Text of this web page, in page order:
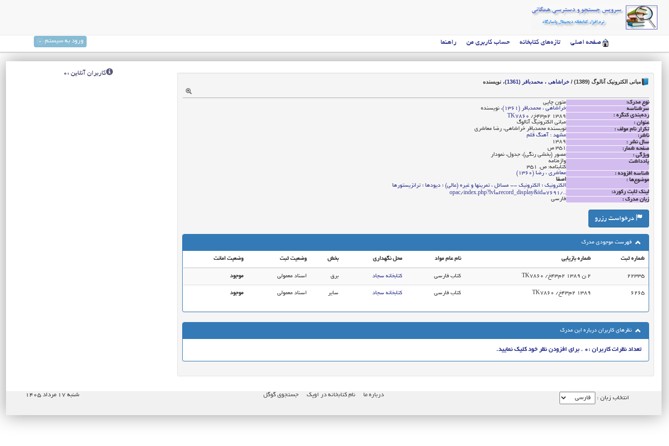
صفحه اصلی تازه‌های کتابخانه حساب کاربری من راهنما ورود به سیستم
مبانی الکترونیک آنالوگ (1389) / خراشاهی ، محمدباقر (1361) ، نویسنده
نوع مدرک:
متون چاپی
سرشناسه
خراشاهی ، محمدباقر (1361)
، نویسنده
رده‌بندی کنگره :
TK7860 ‭/خ43م2 1389
عنوان :
مبانی الکترونیک آنالوگ
تکرار نام مولف :
نویسنده محمدباقر خراشاهی، رضا معاشری
ناشر:
مشهد : آهنگ قلم
سال نشر :
1389
صفحه شمار:
351 ص
ویژگی :
مصور (بخشی رنگی)، جدول، نمودار
یادداشت
واژه‌نامه
کتابنامه: ص. 351
شناسه افزوده :
معاشری ، رضا (1360)
موضوع‌ها :
اصفا
الکترونیک ؛ الکترونیک -- مسائل ، تمرینها و غیره (عالی) ؛ دیودها ؛ ترانزیستورها
لینک ثابت رکورد:
../opac/index.php?lvl=record_display&id=7691
زبان مدرک :
فارسی
درخواست رزرو
فهرست موجودی مدرک
شماره ثبت شماره بازیابی نام عام مواد محل نگهداری بخش وضعیت ثبت وضعیت امانت
22335 TK7860 ‭/خ43م2 1389 ن.2 کتاب فارسی کتابخانه سجاد برق اسناد معمولی موجود
6265 TK7860‭ /خ43م2 1389 کتاب فارسی کتابخانه سجاد سایر اسناد معمولی موجود
نظرهای کاربران درباره این مدرک
تعداد نظرات کاربران :0 . برای افزودن نظر خود کلیک نمایید.
کاربران آنلاین :0
درباره ما نام کتابخانه در اوپک جستجوی گوگل شنبه ۱۷ مرداد ۱۴۰۵ انتخاب زبان :